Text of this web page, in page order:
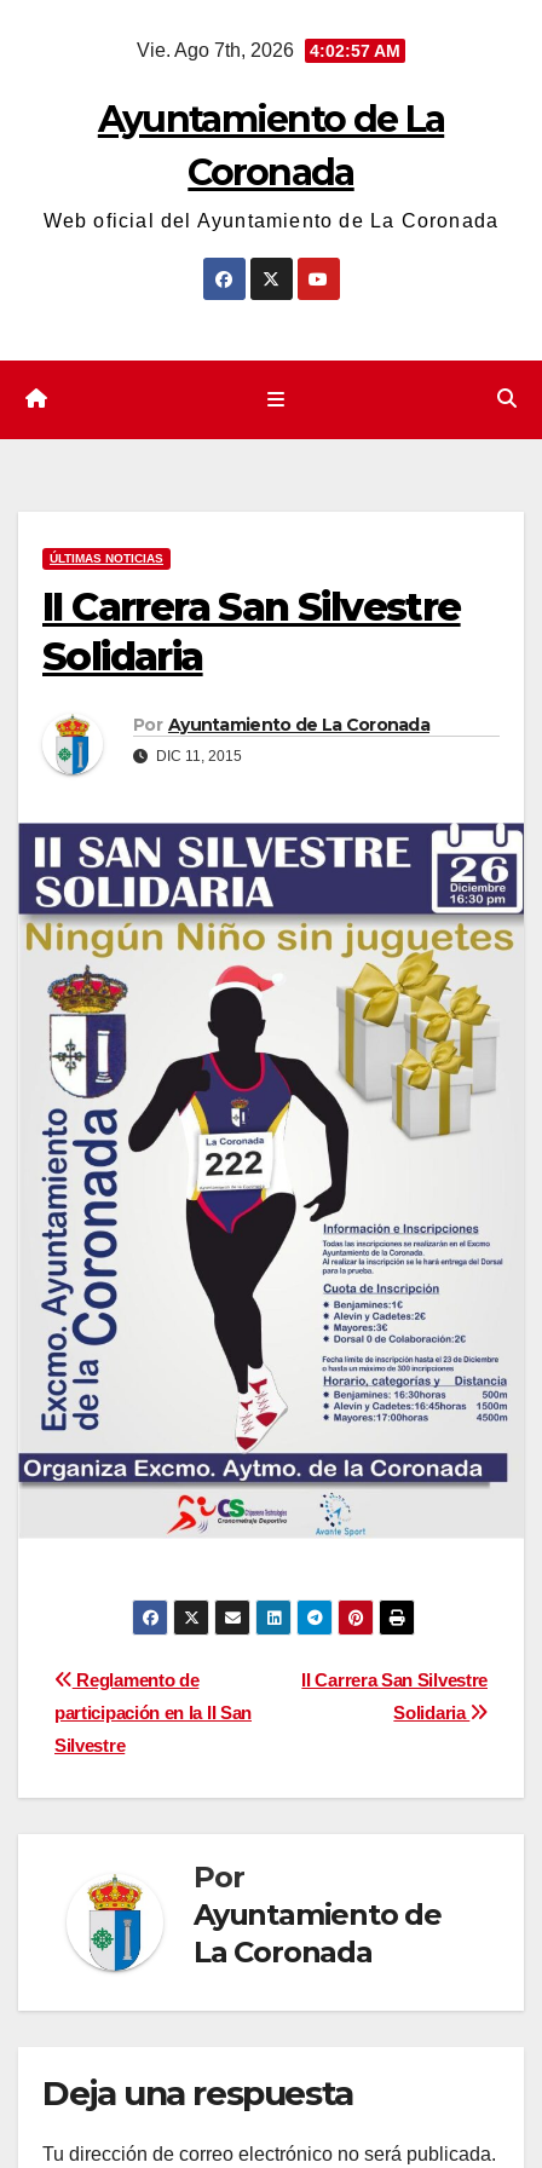
Vie. Ago 7th, 2026 4:02:57 AM
Ayuntamiento de La
Coronada
Web oficial del Ayuntamiento de La Coronada
ÚLTIMAS NOTICIAS
II Carrera San Silvestre
Solidaria
Por Ayuntamiento de La Coronada
DIC 11, 2015
Navegación
de
entradas
II Carrera San Silvestre
Solidaria
Reglamento de
participación en la II San
Silvestre
Por
Ayuntamiento de
La Coronada
Deja una respuesta
Tu dirección de correo electrónico no será publicada.